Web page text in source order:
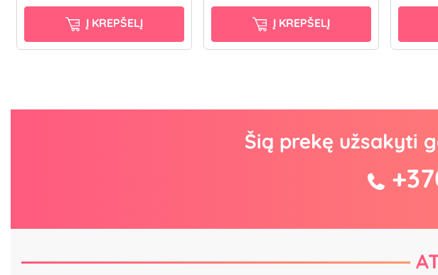
Į KREPŠELĮ Į KREPŠELĮ
Šią prekę užsakyti